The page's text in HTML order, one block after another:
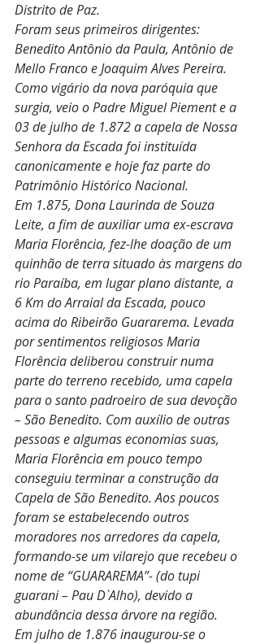
Distrito de Paz.
Foram seus primeiros dirigentes:
Benedito Antônio da Paula, Antônio de
Mello Franco e Joaquim Alves Pereira.
Como vigário da nova paróquia que
surgia, veio o Padre Miguel Piement e a
03 de julho de 1.872 a capela de Nossa
Senhora da Escada foi instituída
canonicamente e hoje faz parte do
Patrimônio Histórico Nacional.
Em 1.875, Dona Laurinda de Souza
Leite, a fim de auxiliar uma ex-escrava
Maria Florência, fez-lhe doação de um
quinhão de terra situado às margens do
rio Paraíba, em lugar plano distante, a
6 Km do Arraial da Escada, pouco
acima do Ribeirão Guararema. Levada
por sentimentos religiosos Maria
Florência deliberou construir numa
parte do terreno recebido, uma capela
para o santo padroeiro de sua devoção
– São Benedito. Com auxílio de outras
pessoas e algumas economias suas,
Maria Florência em pouco tempo
conseguiu terminar a construção da
Capela de São Benedito. Aos poucos
foram se estabelecendo outros
moradores nos arredores da capela,
formando-se um vilarejo que recebeu o
nome de “GUARAREMA”- (do tupi
guarani – Pau D`Alho), devido a
abundância dessa árvore na região.
Em julho de 1.876 inaugurou-se o